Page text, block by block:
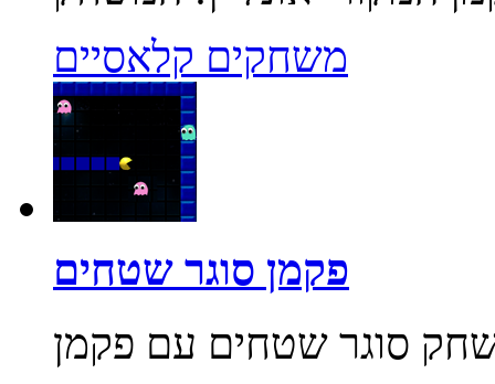
משחקים קלאסיים
פקמן סוגר שטחים